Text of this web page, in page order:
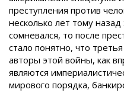
преступления против
несколько лет тому
сомневался, то после
стало понятно, что
авторы этой войны, как
являются
мирового порядка,